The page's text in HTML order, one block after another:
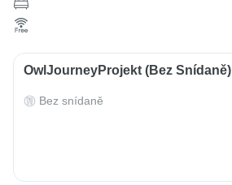
OwlJourneyProjekt (bez Snídaně)
Bez snídaně